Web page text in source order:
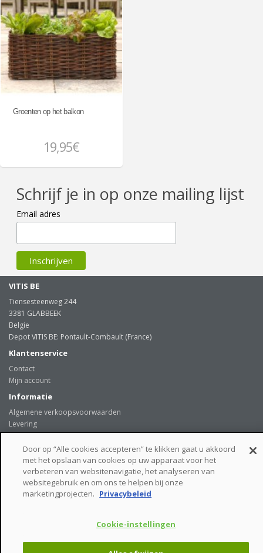
Groenten op het balkon
19,95€
Schrijf je in op onze mailing lijst
Email adres
VITIS BE
Tiensesteenweg 244
3381 GLABBEEK
Belgie
Depot VITIS BE: Pontault-Combault (France)
Klantenservice
Contact
Mijn account
Informatie
Algemene verkoopsvoorwaarden
Levering
Onze klanten getuigen
Privacybeleid
Links
beveiligde betaalmogelijkheden
Door op “Alle cookies accepteren” te klikken gaat u akkoord
met het opslaan van cookies op uw apparaat voor het
verbeteren van websitenavigatie, het analyseren van
websitegebruik en om ons te helpen bij onze
marketingprojecten. Privacybeleid
Cookie-instellingen